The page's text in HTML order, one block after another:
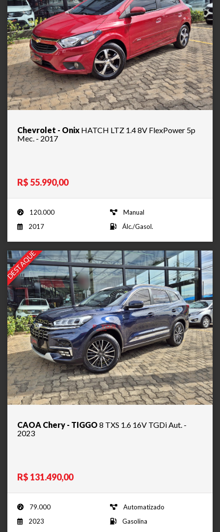
Chevrolet - Onix HATCH LTZ 1.4 8V FlexPower 5p
Mec. - 2017
R$ 55.990,00
120.000
Manual
2017
Álc./Gasol.
DESTAQUE
CAOA Chery - TIGGO 8 TXS 1.6 16V TGDi Aut. -
2023
R$ 131.490,00
79.000
Automatizado
2023
Gasolina